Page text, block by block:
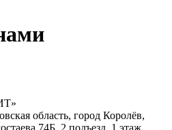
область, город Королёв,
74Б, 2 подъезд, 1 этаж,